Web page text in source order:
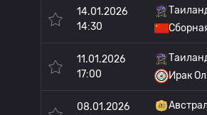
14.01.2026
14:30
11.01.2026
17:00
Ирак
08.01.2026